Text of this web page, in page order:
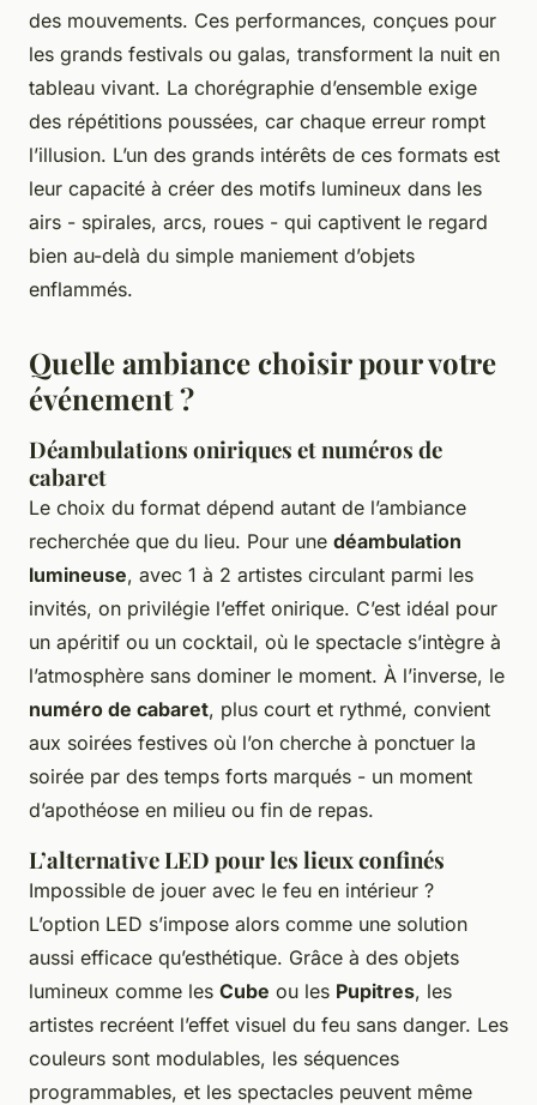
des mouvements. Ces performances, conçues pour
les grands festivals ou galas, transforment la nuit en
tableau vivant. La chorégraphie d’ensemble exige
des répétitions poussées, car chaque erreur rompt
l’illusion. L’un des grands intérêts de ces formats est
leur capacité à créer des motifs lumineux dans les
airs - spirales, arcs, roues - qui captivent le regard
bien au-delà du simple maniement d’objets
enflammés.
Quelle ambiance choisir pour votre
événement ?
Déambulations oniriques et numéros de
cabaret
Le choix du format dépend autant de l’ambiance
recherchée que du lieu. Pour une déambulation
lumineuse, avec 1 à 2 artistes circulant parmi les
invités, on privilégie l’effet onirique. C’est idéal pour
un apéritif ou un cocktail, où le spectacle s’intègre à
l’atmosphère sans dominer le moment. À l’inverse, le
numéro de cabaret, plus court et rythmé, convient
aux soirées festives où l’on cherche à ponctuer la
soirée par des temps forts marqués - un moment
d’apothéose en milieu ou fin de repas.
L’alternative LED pour les lieux confinés
Impossible de jouer avec le feu en intérieur ?
L’option LED s’impose alors comme une solution
aussi efficace qu’esthétique. Grâce à des objets
lumineux comme les Cube ou les Pupitres, les
artistes recréent l’effet visuel du feu sans danger. Les
couleurs sont modulables, les séquences
programmables, et les spectacles peuvent même